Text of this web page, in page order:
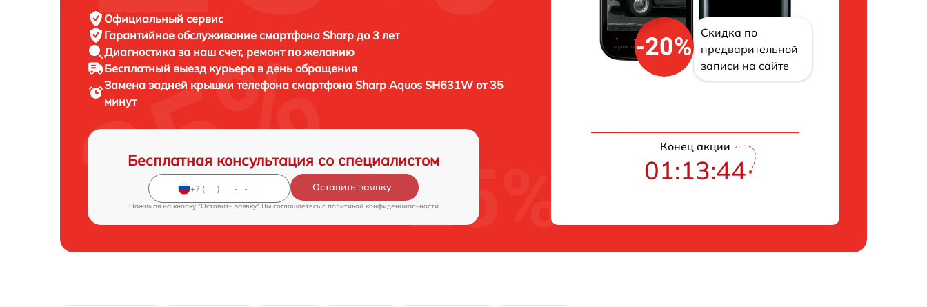
Официальный сервис
Гарантийное обслуживание смартфона Sharp до 3 лет
Диагностика за наш счет, ремонт по желанию
Бесплатный выезд курьера в день обращения
Замена задней крышки телефона смартфона Sharp Aquos SH631W от 35
минут
Бесплатная консультация со специалистом
Оставить заявку
Нажимая на кнопку "Оставить заявку" Вы соглашаетесь c политикой конфиденциальности
-20%
Скидка по
предварительной
записи на сайте
Конец акции
01:13:43